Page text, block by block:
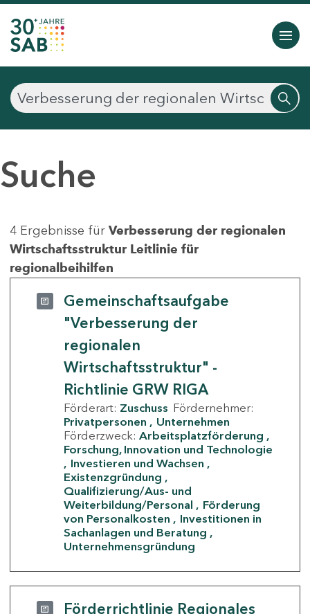
Suche
4 Ergebnisse für Verbesserung der regionalen
Wirtschaftsstruktur Leitlinie für
regionalbeihilfen
Gemeinschaftsaufgabe
"Verbesserung der
regionalen
Wirtschaftsstruktur" -
Richtlinie GRW RIGA
Förderart: Zuschuss Fördernehmer:
Privatpersonen
Unternehmen
Förderzweck: Arbeitsplatzförderung
Forschung, Innovation und Technologie
Investieren und Wachsen
Existenzgründung
Qualifizierung/Aus- und
Weiterbildung/Personal
Förderung
von Personalkosten
Investitionen in
Sachanlagen und Beratung
Unternehmensgründung
Förderrichtlinie Regionales